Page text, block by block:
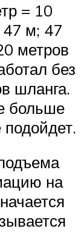
= 10
47 м; 47
метров
без
шланга.
больше
на